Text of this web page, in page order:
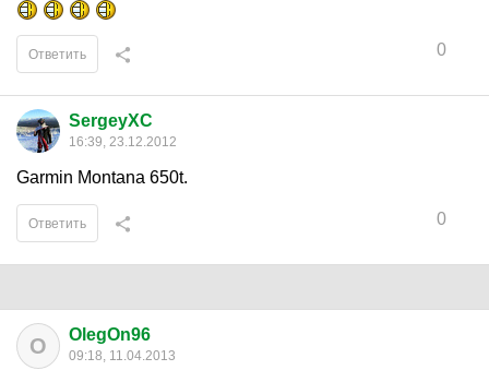
0
Ответить
SergeyXC
16:39, 23.12.2012
Garmin Montana 650t.
0
Ответить
O OlegOn96
09:18, 11.04.2013